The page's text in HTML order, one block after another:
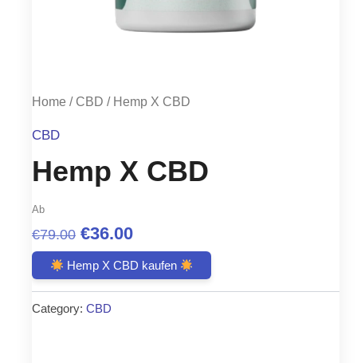
Home / CBD / Hemp X CBD
CBD
Hemp X CBD
Ab
€79.00 Original
price
was:
€79.00.
€36.00Current
price
is:
Hemp X CBD kaufen
Category: CBD